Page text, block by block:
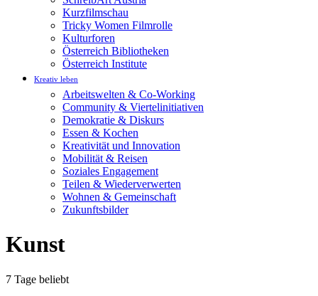
Kurzfilmschau
Tricky Women Filmrolle
Kulturforen
Österreich Bibliotheken
Österreich Institute
Kreativ leben
Arbeitswelten & Co-Working
Community & Viertelinitiativen
Demokratie & Diskurs
Essen & Kochen
Kreativität und Innovation
Mobilität & Reisen
Soziales Engagement
Teilen & Wiederverwerten
Wohnen & Gemeinschaft
Zukunftsbilder
Kunst
7 Tage beliebt